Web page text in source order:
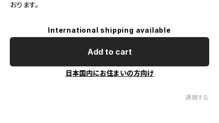
おります。
International shipping available
Add to cart
日本国内にお住まいの方向け
通報する